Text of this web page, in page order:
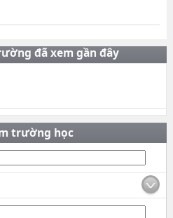
đã xem gần đây
trường học